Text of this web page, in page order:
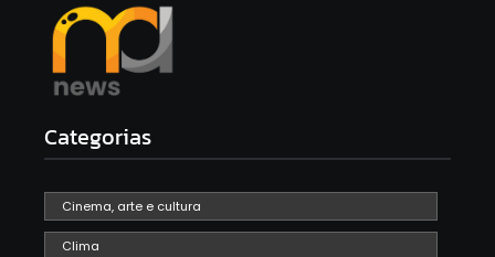
Categorias
Cinema, arte e cultura
Clima